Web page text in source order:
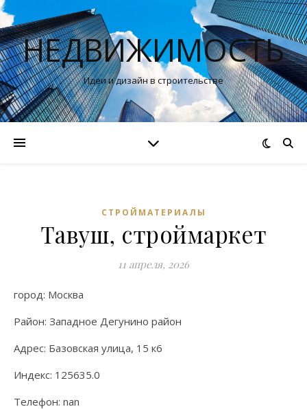
НЕДВИЖИМОСТЬ
Идеи и дизайн в строительстве
СТРОЙМАТЕРИАЛЫ
Тавуш, строймаркет
11 апреля, 2026
город: Москва
Район: Западное Дегунино район
Адрес: Базовская улица, 15 к6
Индекс: 125635.0
Телефон: nan